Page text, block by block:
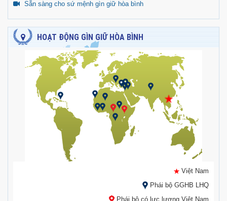
Sẵn sàng cho sứ mệnh gìn giữ hòa bình
HOẠT ĐỘNG GÌN GIỮ HÒA BÌNH
Việt Nam
Phái bộ GGHB LHQ
Phái bộ có lực lượng Việt Nam